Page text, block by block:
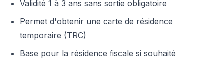
Validité 1 à 3 ans sans sortie obligatoire
Permet d'obtenir une carte de résidence
temporaire (TRC)
Base pour la résidence fiscale si souhaité